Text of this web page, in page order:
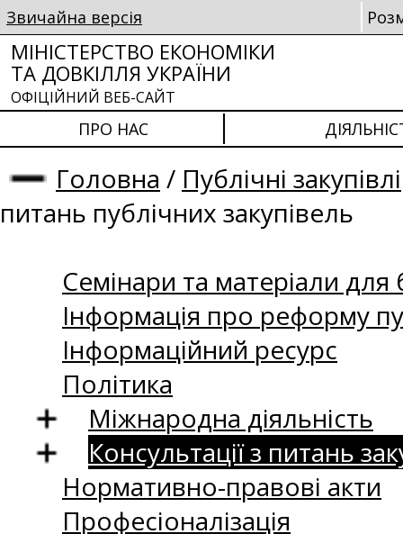
Звичайна версія
МІНІСТЕРСТВО ЕКОНОМІКИ
ТА ДОВКІЛЛЯ УКРАЇНИ
ОФІЦІЙНИЙ ВЕБ-САЙТ
ПРО НАС
Головна / Публічні закупівлі
питань публічних закупівель
Семінари та матеріали для
Інформація про реформу
Інформаційний ресурс
Політика
Міжнародна діяльність
Консультації з питань
Нормативно-правові акти
Професіоналізація